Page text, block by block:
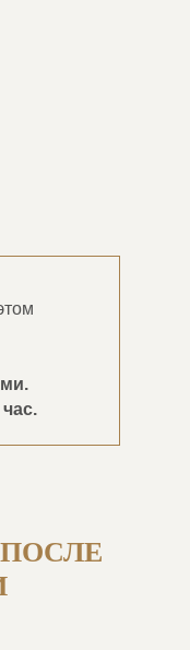
ПОСЛЕ